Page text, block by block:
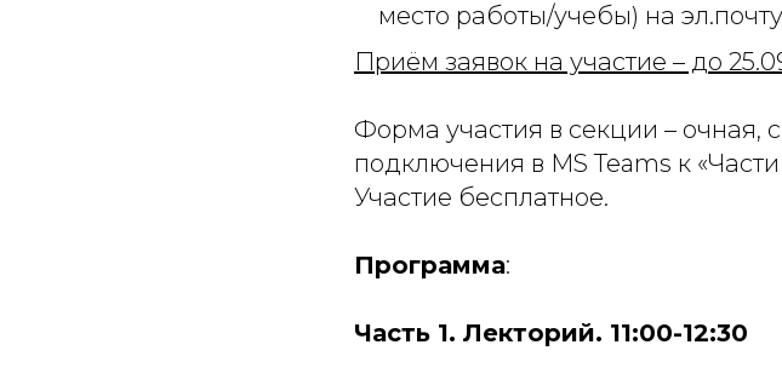
место работы/учебы) на
Приём заявок на участие – до
Форма участия в секции – очная,
подключения в MS Teams к «Части
Участие бесплатное.
Программа:
Часть 1. Лекторий. 11:00-12:30